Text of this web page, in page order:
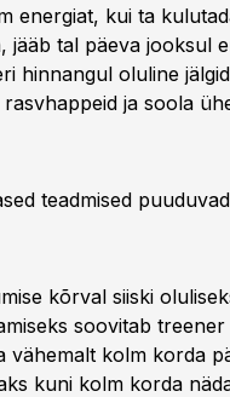
energiat, kui ta
jääb tal päeva jooksul
hinnangul oluline
ja soola
teadmised
kõrval siiski
soovitab
vähemalt kolm korda
kuni kolm korda